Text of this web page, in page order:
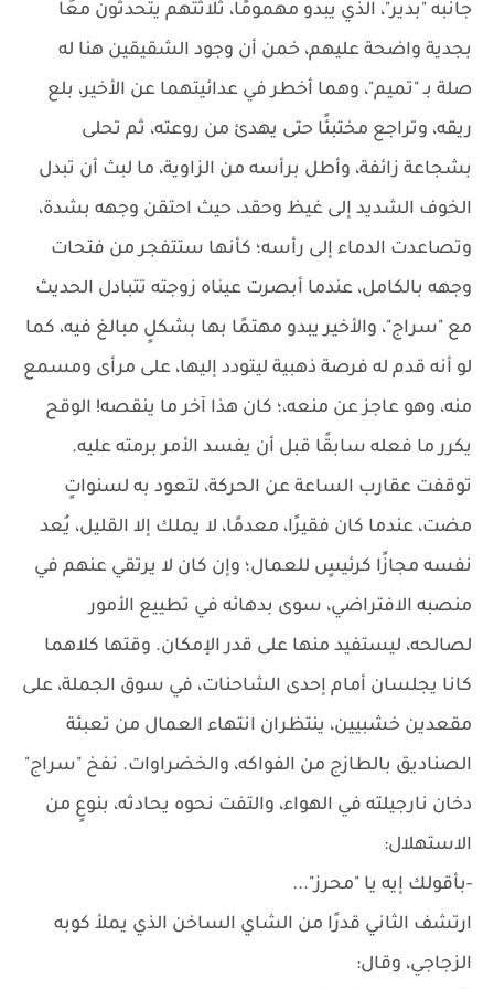
جانبه "بدير"، الذي يبدو مهمومًا، ثلاثتهم يتحدثون معًا
بجدية واضحة عليهم، خمن أن وجود الشقيقين هنا له
صلة بـ "تميم"، وهما أخطر في عدائيتهما عن الأخير، بلع
ريقه، وتراجع مختبئًا حتى يهدئ من روعته، ثم تحلى
بشجاعة زائفة، وأطل برأسه من الزاوية، ما لبث أن تبدل
الخوف الشديد إلى غيظ وحقد، حيث احتقن وجهه بشدة،
وتصاعدت الدماء إلى رأسه؛ كأنها ستتفجر من فتحات
وجهه بالكامل، عندما أبصرت عيناه زوجته تتبادل الحديث
مع "سراج"، والأخير يبدو مهتمًا بها بشكلٍ مبالغ فيه، كما
لو أنه قدم له فرصة ذهبية ليتودد إليها، على مرأى ومسمع
منه، وهو عاجز عن منعه،؛ كان هذا آخر ما ينقصه! الوقح
يكرر ما فعله سابقًا قبل أن يفسد الأمر برمته عليه.
توقفت عقارب الساعة عن الحركة، لتعود به لسنواتٍ
مضت، عندما كان فقيرًا، معدمًا، لا يملك إلا القليل، يُعد
نفسه مجازًا كرئيسٍ للعمال؛ وإن كان لا يرتقي عنهم في
منصبه الافتراضي، سوى بدهائه في تطييع الأمور
لصالحه، ليستفيد منها على قدر الإمكان. وقتها كلاهما
كانا يجلسان أمام إحدى الشاحنات، في سوق الجملة، على
مقعدين خشبيين، ينتظران انتهاء العمال من تعبئة
الصناديق بالطازج من الفواكه، والخضراوات. نفخ "سراج"
دخان نارجيلته في الهواء، والتفت نحوه يحادثه، بنوعٍ من
الاستهلال:
-بأقولك إيه يا "محرز"...
ارتشف الثاني قدرًا من الشاي الساخن الذي يملأ كوبه
الزجاجي، وقال: